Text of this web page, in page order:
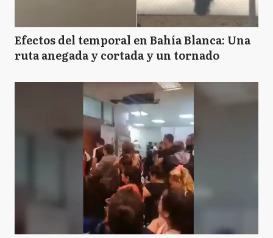
Efectos del temporal en Bahía Blanca: Una
ruta anegada y cortada y un tornado